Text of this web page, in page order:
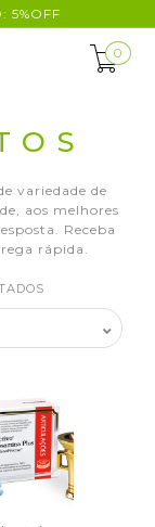
5%OFF
0
variedade de
aos melhores
Receba
rápida.